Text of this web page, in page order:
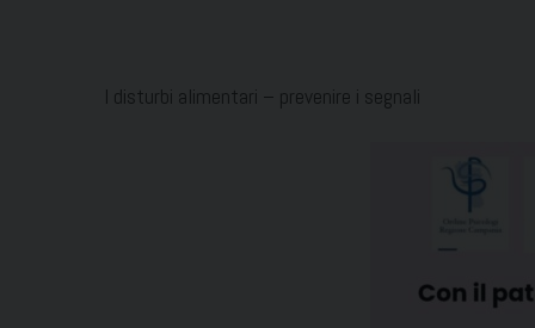
I disturbi alimentari – prevenire i segnali